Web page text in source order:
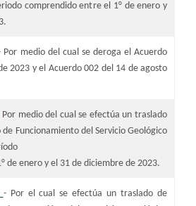
comprendido entre el 1° de enero y
.
Por medio del cual se deroga el Acuerdo
2023 y el Acuerdo 002 del 14 de agosto
Por medio del cual se efectúa un traslado
Funcionamiento del Servicio Geológico
de enero y el 31 de diciembre de 2023.
- Por el cual se efectúa un traslado de